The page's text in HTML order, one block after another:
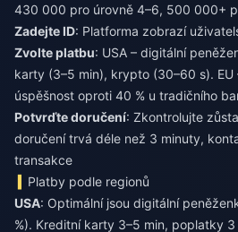
430 000 pro úrovně 4–6, 500 000+
Zadejte ID: Platforma zobrazí
Zvolte platbu: USA – digitální
karty (3–5 min), krypto (30–60 s).
úspěšnost oproti 40 % u tradičního
Potvrďte doručení: Zkontrolujte
doručení trvá déle než 3 minuty,
transakce
Platby podle regionů
USA: Optimální jsou digitální
%). Kreditní karty 3–5 min, poplatky